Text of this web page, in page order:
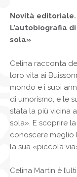
Novità editoriale.
L’autobiografia
sola»
Celina racconta
loro vita ai
mondo e i suoi
di umorismo, e le
stata la più vicina
sola». E scoprire
conoscere meglio
la sua «piccola
Celina Martin è